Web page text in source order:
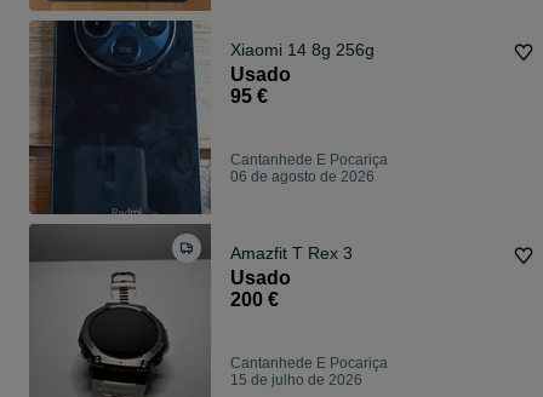
Xiaomi 14 8g 256g
Usado
95 €
Cantanhede E Pocariça
06 de agosto de 2026
Amazfit T Rex 3
Usado
200 €
Cantanhede E Pocariça
15 de julho de 2026